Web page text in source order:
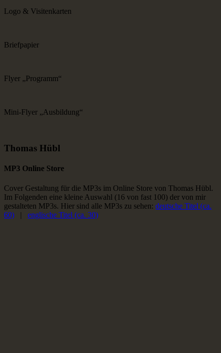
Logo & Visitenkarten
Briefpapier
Flyer „Programm“
Mini-Flyer „Ausbildung“
Thomas Hübl
MP3 Online Store
Cover Gestaltung für die MP3s im Online Store von Thomas Hübl.
Im Folgenden eine kleine Auswahl (16 von fast 100) der von mir
gestalteten MP3s. Hier sind alle MP3s zu sehen: deutsche Titel (ca.
60) | englische Titel (ca. 30)